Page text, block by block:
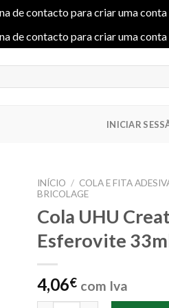
de contacto para criar uma conta
de contacto para criar uma conta
INICIAR
INÍCIO / COLA E FITA
BRICOLAGE
Cola UHU
Esferovite
4,06€ com Iva